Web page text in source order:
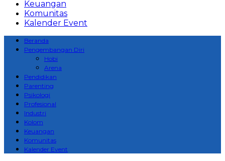
Keuangan
Komunitas
Kalender Event
Beranda
Pengembangan Diri
Hobi
Arena
Pendidikan
Parenting
Psikologi
Profesional
Industri
Kolom
Keuangan
Komunitas
Kalender Event